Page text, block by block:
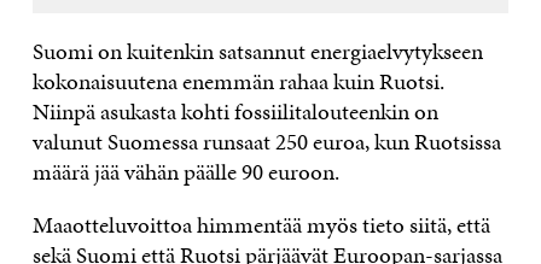
Suomi on kuitenkin satsannut energiaelvytykseen
kokonaisuutena enemmän rahaa kuin Ruotsi.
Niinpä asukasta kohti fossiilitalouteenkin on
valunut Suomessa runsaat 250 euroa, kun Ruotsissa
määrä jää vähän päälle 90 euroon.
Maaotteluvoittoa himmentää myös tieto siitä, että
sekä Suomi että Ruotsi pärjäävät Euroopan-sarjassa